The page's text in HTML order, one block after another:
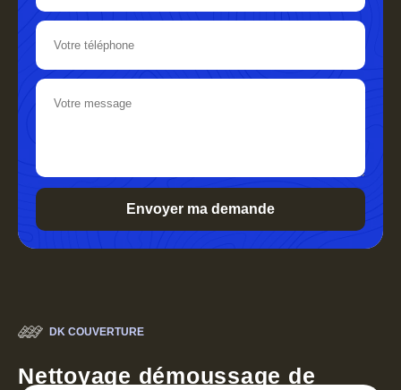
DK COUVERTURE
Nettoyage démoussage de